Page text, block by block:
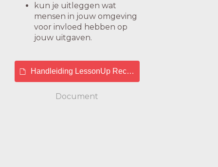
kun je uitleggen wat
mensen in jouw omgeving
voor invloed hebben op
jouw uitgaven.
Handleiding LessonUp Reclame en verleidingen
Document